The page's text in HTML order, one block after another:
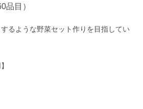
品目）
るような野菜セット作りを目指してい